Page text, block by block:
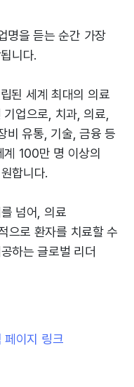
명을 듣는 순간 가장
니다.
된 세계 최대의 의료
업으로, 치과, 의료,
비 유통, 기술, 금융 등
100만 명 이상의
합니다.
넘어, 의료
으로 환자를 치료할 수
하는 글로벌 리더
페이지 링크